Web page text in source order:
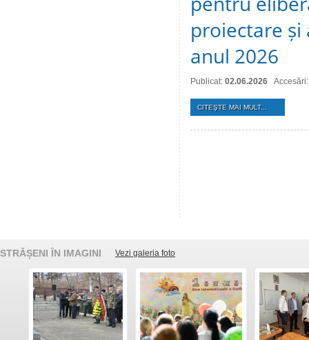
proiectare
anul 2026
Publicat: 02.06.2026
CITEŞTE MAI MULT...
STRĂȘENI ÎN IMAGINI Vezi galeria foto